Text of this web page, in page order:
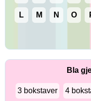
L M N O
Bla
3 bokstaver 4